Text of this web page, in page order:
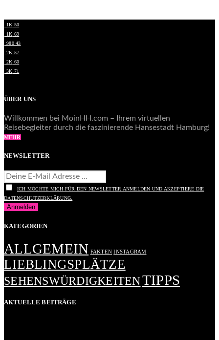
1K 50
1K 69
980 43
2K 57
2K 60
3K 71
ÜBER UNS
Willkommen bei MoinHH.com – Ihrem virtuellen
Reisebegleiter durch die faszinierende Hansestadt Hamburg!
MEHR
NEWSLETTER
ICH MÖCHTE MICH FÜR DEN NEWSLETTER ANMELDEN UND AKZEPTIERE DIE
DATENSCHUTZERKLÄRUNG.
KATEGORIEN
ALLGEMEIN FAKTEN INSTAGRAM
LIEBLINGSPLÄTZE
SEHENSWÜRDIGKEITENTIPPS
AKTUELLE BEITRÄGE